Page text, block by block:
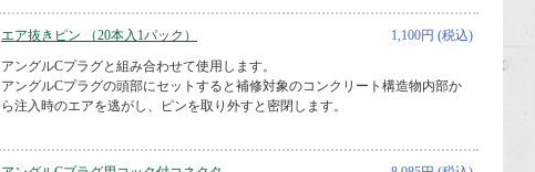
1,100円 (税込)
エア抜きピン （20本入1パック）
アングルCプラグと組み合わせて使用します。
アングルCプラグの頭部にセットすると補修対象のコンクリート構造物内部か
ら注入時のエアを逃がし、ピンを取り外すと密閉します。